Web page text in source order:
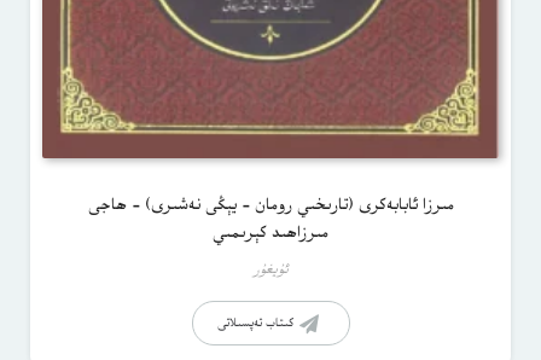
مىرزا ئابابەكرى (تارىخىي رومان – يېڭى نەشىرى) – ھاجى
مىرزاھىد كېرىمىي
ئۇيغۇر
كىتاب تەپسىلاتى